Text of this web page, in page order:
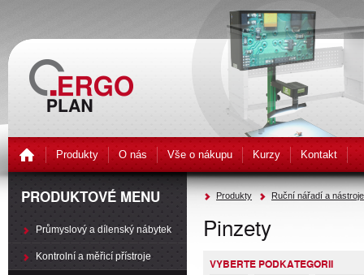
Produkty O nás Vše o nákupu Kurzy Kontakt
Produkty Ruční nářadí a nástroje
Pinzety
VYBERTE PODKATEGORII
PRODUKTOVÉ MENU
Průmyslový a dílenský nábytek
Kontrolní a měřicí přístroje